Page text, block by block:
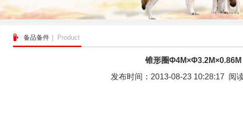
备品备件 | Product
锥形圈Φ4M×Φ3.2M×0.86M
发布时间：2013-08-23 10:28:17 阅读